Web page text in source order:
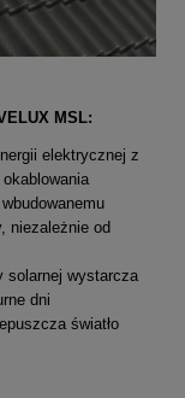
MSL:
elektrycznej z
niezależnie od
solarnej wystarcza
dni
światło